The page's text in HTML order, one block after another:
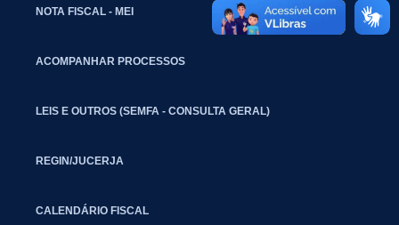
NOTA FISCAL - MEI
ACOMPANHAR PROCESSOS
LEIS E OUTROS (SEMFA - CONSULTA GERAL)
REGIN/JUCERJA
CALENDÁRIO FISCAL